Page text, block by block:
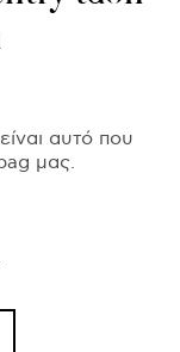
αυτό που
μας.